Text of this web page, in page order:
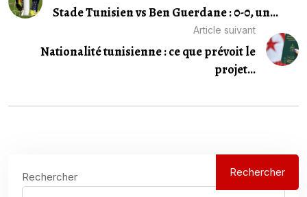
Stade Tunisien vs Ben Guerdane : 0-0, un...
Article suivant
Nationalité tunisienne : ce que prévoit le
projet...
Rechercher Rechercher